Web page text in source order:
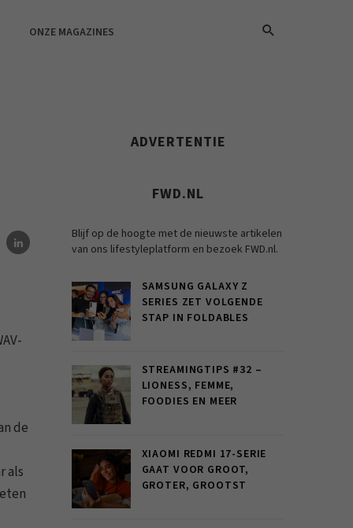
ONZE MAGAZINES
de
als
ADVERTENTIE
FWD.NL
Blijf op de hoogte met de nieuwste artikelen
van ons lifestyleplatform en bezoek FWD.nl.
SAMSUNG GALAXY Z
SERIES ZET VOLGENDE
STAP IN FOLDABLES
STREAMINGTIPS #32 –
LIONESS, FEMME,
FOODIES EN MEER
XIAOMI REDMI 17-SERIE
GAAT VOOR GROOT,
GROTER, GROOTST